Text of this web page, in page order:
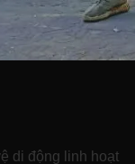
di động linh hoạt